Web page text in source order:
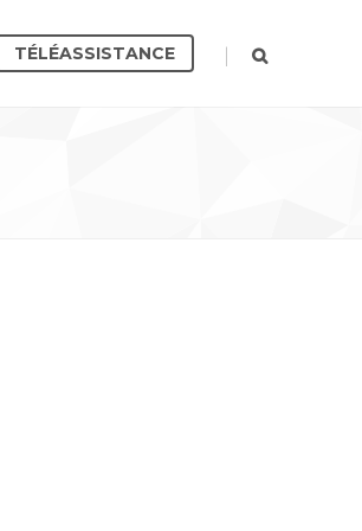
TÉLÉASSISTANCE |